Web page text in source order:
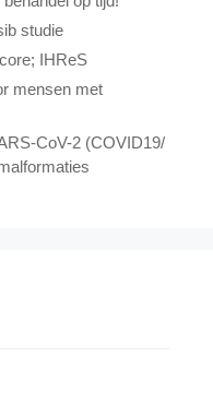
studie
IHReS
mensen met
CoV-2 (COVID19/